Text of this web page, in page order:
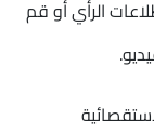
الرأي أو قم